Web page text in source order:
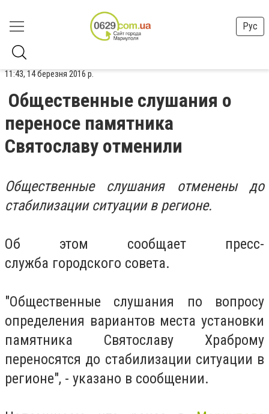
Рус
11:43, 14 березня 2016 р.
Общественные слушания о
переносе памятника
Святославу отменили
Общественные слушания отменены до
стабилизации ситуации в регионе.
Об этом сообщает пресс-
служба городского совета.
"Общественные слушания по вопросу
определения вариантов места установки
памятника Святославу Храброму
переносятся до стабилизации ситуации в
регионе", - указано в сообщении.